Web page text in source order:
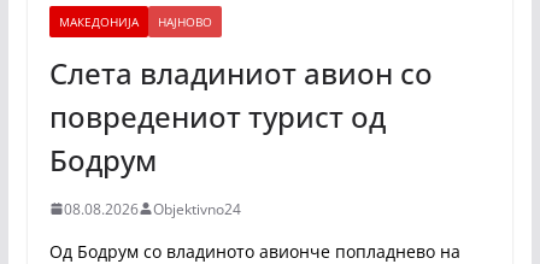
МАКЕДОНИЈА НАЈНОВО
Слета владиниот авион со
повредениот турист од
Бодрум
08.08.2026 Objektivno24
Од Бодрум со владиното авионче попладнево на